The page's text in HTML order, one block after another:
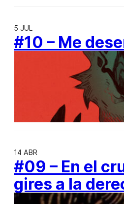
5 JUL
#10 – Me
14 ABR
#09 – En el
gires a la